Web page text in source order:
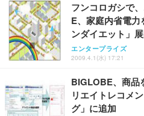
フンコロガシで
E、家庭内省電
ンダイエット」
エンタープライズ
2009.4.1(水) 17:21
BIGLOBE、商品
リエイトレコメ
グ」に追加